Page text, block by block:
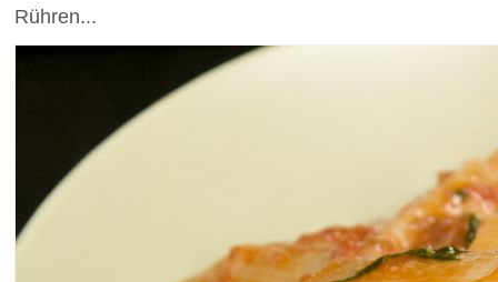
Rühren...